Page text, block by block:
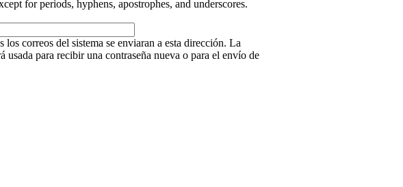
for periods, hyphens, apostrophes, and underscores.
correos del sistema se enviaran a esta dirección. La
usada para recibir una contraseña nueva o para el envío de